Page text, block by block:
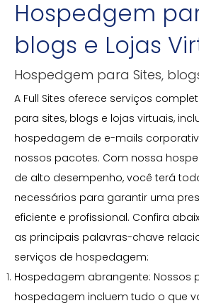
Hospedgem
blogs e Lojas
Hospedgem para Sites,
A Full Sites oferece serviços
para sites, blogs e lojas virtuais,
hospedagem de e-mails
nossos pacotes. Com nossa
de alto desempenho, você terá
necessários para garantir uma
eficiente e profissional. Confira
as principais palavras-chave
serviços de hospedagem:
Hospedagem abrangente: Nossos
hospedagem incluem tudo o que